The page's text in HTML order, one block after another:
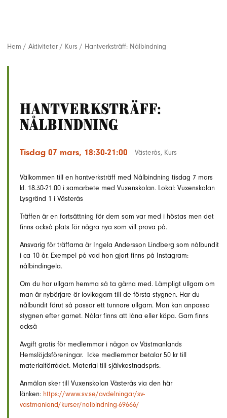
Hem / Aktiviteter / Kurs / Hantverksträff: Nålbindning
Hantverksträff:
Nålbindning
Tisdag 07 mars, 18:30-21:00 Västerås, Kurs
Välkommen till en hantverksträff med Nålbindning tisdag 7 mars
kl. 18.30-21.00 i samarbete med Vuxenskolan. Lokal: Vuxenskolan
Lysgränd 1 i Västerås
Träffen är en fortsättning för dem som var med i höstas men det
finns också plats för några nya som vill prova på.
Ansvarig för träffarna är Ingela Andersson Lindberg som nålbundit
i ca 10 år. Exempel på vad hon gjort finns på Instagram:
nålbindingela.
Om du har ullgarn hemma så ta gärna med. Lämpligt ullgarn om
man är nybörjare är lovikagarn till de första stygnen. Har du
nålbundit förut så passar ett tunnare ullgarn. Man kan anpassa
stygnen efter garnet. Nålar finns att låna eller köpa. Garn finns
också
Avgift gratis för medlemmar i någon av Västmanlands
Hemslöjdsföreningar. Icke medlemmar betalar 50 kr till
materialförrådet. Material till självkostnadspris.
Anmälan sker till Vuxenskolan Västerås via den här
länken: https://www.sv.se/avdelningar/sv-
vastmanland/kurser/nalbindning-69666/